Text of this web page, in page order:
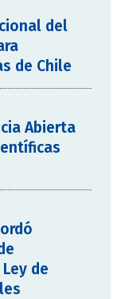
del
de Chile
Abierta
de